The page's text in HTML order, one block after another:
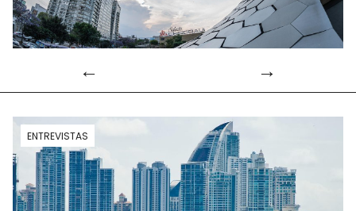
[PT]
TwitterLinkedIn
FlickrYouTube
ENTREVISTAS